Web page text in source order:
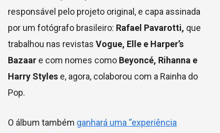
responsável pelo projeto original, e capa assinada
por um fotógrafo brasileiro: Rafael Pavarotti, que
trabalhou nas revistas Vogue, Elle e Harper’s
Bazaar e com nomes como Beyoncé, Rihanna e
Harry Styles e, agora, colaborou com a Rainha do
Pop.
O álbum também ganhará uma “experiência